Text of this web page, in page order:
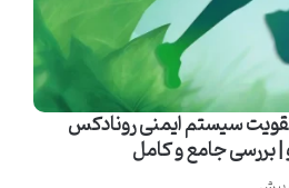
کربو نوتریمد ، توانایی آن در تامین انرژی
دکستروز موجود در ترکیب، به سرعت
فوری در دسترس سلول ها قرار می
به یک شوک انرژی سریع نیاز دارد، مانند
مراحل پایانی یک مسابقه استقامتی،
مالتودکسترین با آزادسازی تدریجی
سیستم ایمنی رونادکس
| بررسی جامع و کامل